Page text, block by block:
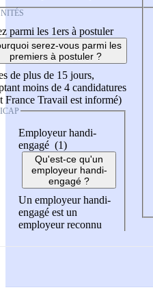
parmi les 1ers à postuler
serez-vous parmi les
premiers à postuler ?
de plus de 15 jours,
moins de 4 candidatures
France Travail est informé)
Employeur handi-
engagé (1)
Qu'est-ce qu'un
employeur handi-
engagé ?
Un employeur handi-
engagé est un
employeur reconnu